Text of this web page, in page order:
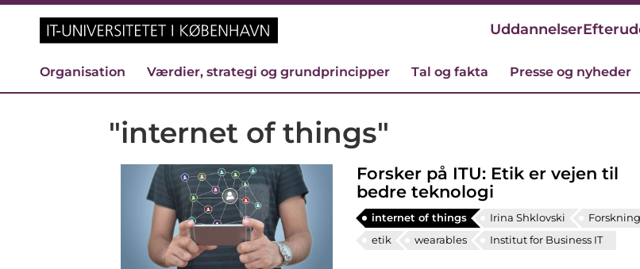
Uddannelser
Organisation Værdier, strategi og grundprincipper Tal og fakta Presse og nyheder
"internet of things"
Forsker på ITU: Etik er vejen til
bedre teknologi
internet of things Irina Shklovski
Forskning
etik
wearables Institut for Business IT